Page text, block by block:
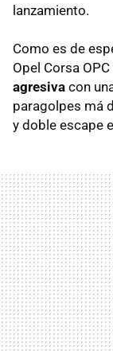
lanzamiento.
Como es de
Opel Corsa
agresiva con
paragolpes má
y doble escape